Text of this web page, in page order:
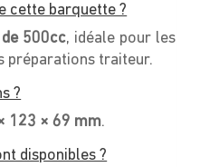
cette barquette ?
500cc, idéale pour les
préparations traiteur.
?
123 × 69 mm.
disponibles ?